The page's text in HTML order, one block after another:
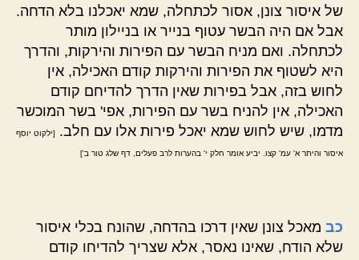
של איסור צונן, אסור לכתחלה, שמא יאכלנו בלא הדחה.
אבל אם היה הבשר עטוף בנייר או בניילון מותר
לכתחלה. ואם מניח הבשר עם הפירות והירקות, והדרך
היא לשטוף את הפירות והירקות קודם האכילה, אין
לחוש בזה, אבל בפירות שאין הדרך להדיחם קודם
האכילה, אין להניח בשר עם הפירות, אפי' בשר המוכשר
מדמו, שיש לחוש שמא יאכל פירות אלו עם חלב.
[ילקוט יוסף
איסור והיתר א' עמ' קצו. יביע אומר חלק י' בהערות לרב פעלים, דף שלג טור ב']
כב מאכל צונן שאין דרכו בהדחה, שהונח בכלי איסור
שלא הודח, שאינו נאסר, אלא שצריך להדיחו קודם